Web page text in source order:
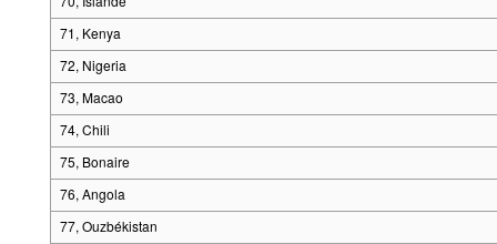
71, Kenya
72, Nigeria
73, Macao
74, Chili
75, Bonaire
76, Angola
77, Ouzbékistan